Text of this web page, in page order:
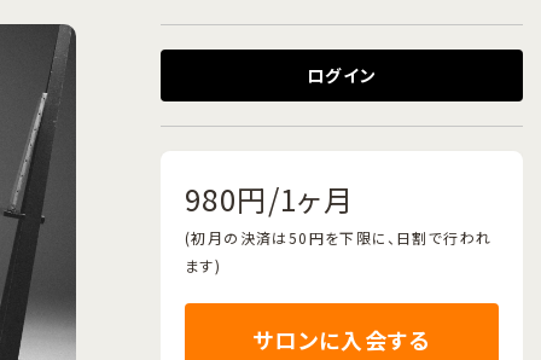
ログイン
980円/1ヶ月
(初月の決済は50円を下限に、日割で行われ
ます)
サロンに入会する